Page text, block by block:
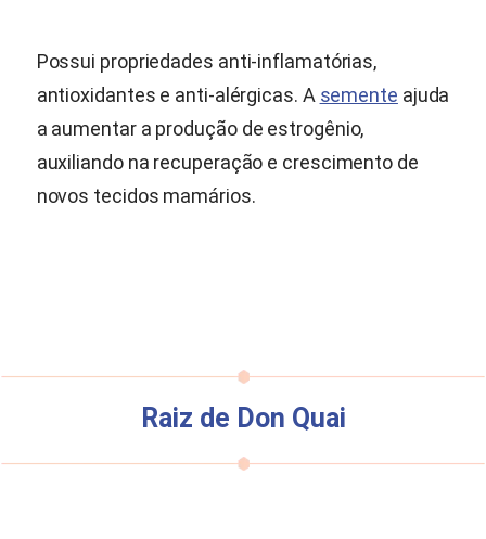
Possui propriedades anti-inflamatórias,
antioxidantes e anti-alérgicas. A semente ajuda
a aumentar a produção de estrogênio,
auxiliando na recuperação e crescimento de
novos tecidos mamários.
Raiz de Don Quai